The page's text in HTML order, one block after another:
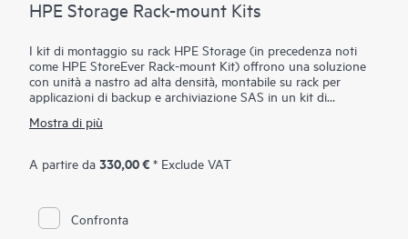
HPE Storage Rack-mount Kits
I kit di montaggio su rack HPE Storage (in precedenza noti
come HPE StoreEver Rack-mount Kit) offrono una soluzione
con unità a nastro ad alta densità, montabile su rack per
applicazioni di backup e archiviazione SAS in un kit di
contenere fino a due unità a nastro SAS interne a mezza
compressione 2,5:1) mediante due unità HPE StoreEver LTO-9
Ultrium 45000.
Mostra di più
A partire da 330,00 € * Exclude VAT
Confronta